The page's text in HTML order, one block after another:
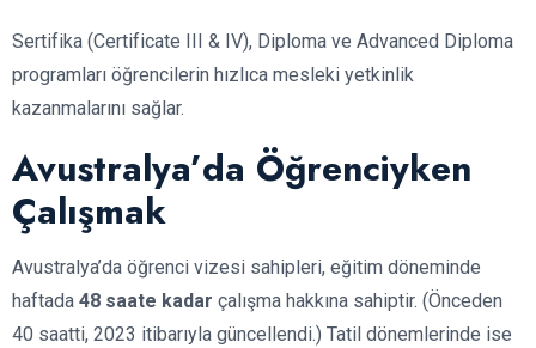
Sertifika (Certificate III & IV), Diploma ve Advanced Diploma
programları öğrencilerin hızlıca mesleki yetkinlik
kazanmalarını sağlar.
Avustralya’da Öğrenciyken
Çalışmak
Avustralya’da öğrenci vizesi sahipleri, eğitim döneminde
haftada 48 saate kadar çalışma hakkına sahiptir. (Önceden
40 saatti, 2023 itibarıyla güncellendi.) Tatil dönemlerinde ise